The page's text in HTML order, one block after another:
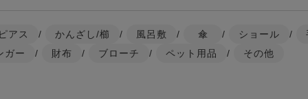
アス / かんざし/櫛 / 風呂敷 / 傘 / ショール /
ガー
/ 財布 / ブローチ / ペット用品 / その他